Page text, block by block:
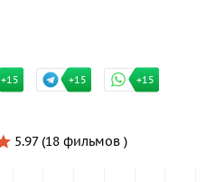
+15 +15 +15
5.97 (18 фильмов )